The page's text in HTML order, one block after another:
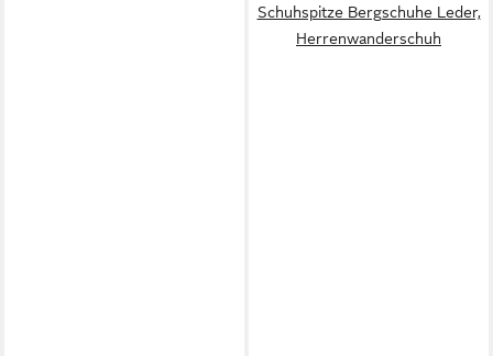
Schuhspitze Bergschuhe Leder,
Herrenwanderschuh